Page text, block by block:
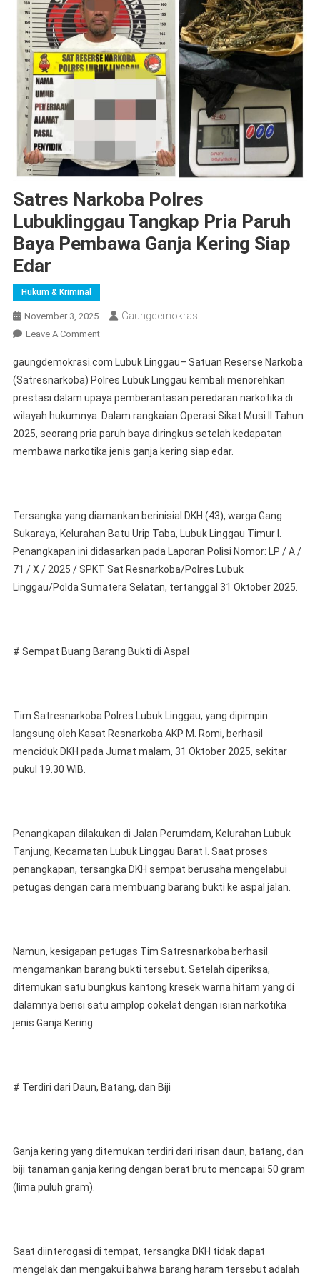
Satres Narkoba Polres
Lubuklinggau Tangkap Pria Paruh
Baya Pembawa Ganja Kering Siap
Edar
Hukum & Kriminal
November 3, 2025 Gaungdemokrasi
Leave A CommentOn
Narkoba
Polres
Lubuklinggau
Tangkap
Pria
Paruh
Kering
Siap
Edar
gaungdemokrasi.com Lubuk Linggau– Satuan Reserse Narkoba
(Satresnarkoba) Polres Lubuk Linggau kembali menorehkan
prestasi dalam upaya pemberantasan peredaran narkotika di
wilayah hukumnya. Dalam rangkaian Operasi Sikat Musi II Tahun
2025, seorang pria paruh baya diringkus setelah kedapatan
membawa narkotika jenis ganja kering siap edar.
Tersangka yang diamankan berinisial DKH (43), warga Gang
Sukaraya, Kelurahan Batu Urip Taba, Lubuk Linggau Timur I.
Penangkapan ini didasarkan pada Laporan Polisi Nomor: LP / A /
71 / X / 2025 / SPKT Sat Resnarkoba/Polres Lubuk
Linggau/Polda Sumatera Selatan, tertanggal 31 Oktober 2025.
# Sempat Buang Barang Bukti di Aspal
Tim Satresnarkoba Polres Lubuk Linggau, yang dipimpin
langsung oleh Kasat Resnarkoba AKP M. Romi, berhasil
menciduk DKH pada Jumat malam, 31 Oktober 2025, sekitar
pukul 19.30 WIB.
Penangkapan dilakukan di Jalan Perumdam, Kelurahan Lubuk
Tanjung, Kecamatan Lubuk Linggau Barat I. Saat proses
penangkapan, tersangka DKH sempat berusaha mengelabui
petugas dengan cara membuang barang bukti ke aspal jalan.
Namun, kesigapan petugas Tim Satresnarkoba berhasil
mengamankan barang bukti tersebut. Setelah diperiksa,
ditemukan satu bungkus kantong kresek warna hitam yang di
dalamnya berisi satu amplop cokelat dengan isian narkotika
jenis Ganja Kering.
# Terdiri dari Daun, Batang, dan Biji
Ganja kering yang ditemukan terdiri dari irisan daun, batang, dan
biji tanaman ganja kering dengan berat bruto mencapai 50 gram
(lima puluh gram).
Saat diinterogasi di tempat, tersangka DKH tidak dapat
mengelak dan mengakui bahwa barang haram tersebut adalah